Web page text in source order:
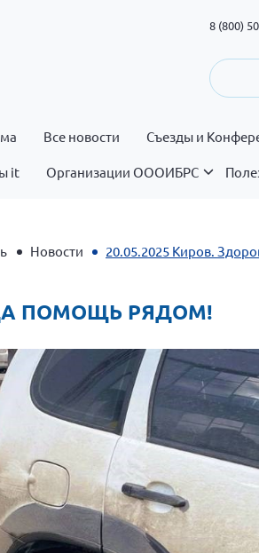
8 (800)
Все новости Съезды и
it Организации ОООИБРС
Новости 20.05.2025 Киров.
ПОМОЩЬ РЯДОМ!